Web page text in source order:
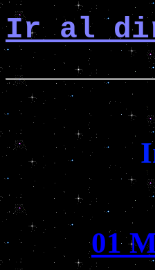
Ir al
01